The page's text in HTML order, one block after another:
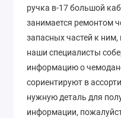
ручка в-17 большой
занимается ремонтом
запасных частей к ним,
наши специалисты
информацию о
сориентируют в
нужную деталь для
информации,